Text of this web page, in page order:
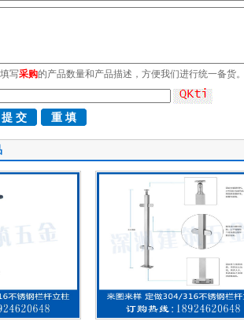
写采购的产品数量和产品描述，方便我们进行统一备货